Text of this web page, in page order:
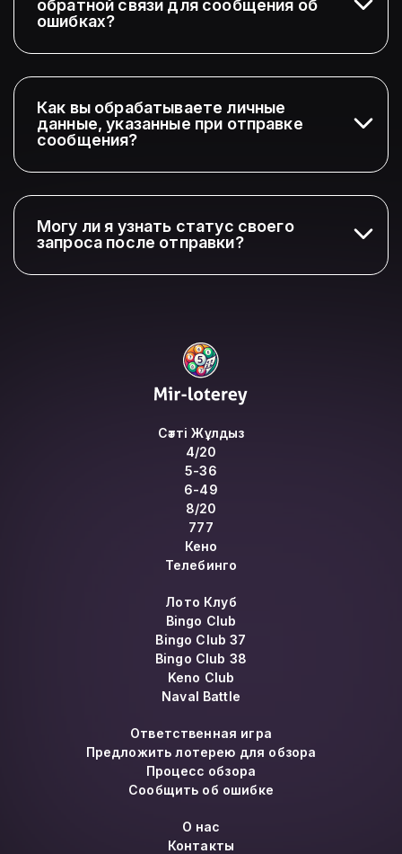
обратной связи для сообщения об
ошибках?
Как вы обрабатываете личные
данные, указанные при отправке
сообщения?
Могу ли я узнать статус своего
запроса после отправки?
Сәтті Жұлдыз
4/20
5-36
6-49
8/20
777
Кено
Телебинго
Лото Клуб
Bingo Club
Bingo Club 37
Bingo Club 38
Keno Club
Naval Battle
Ответственная игра
Предложить лотерею для обзора
Процесс обзора
Сообщить об ошибке
О нас
Контакты